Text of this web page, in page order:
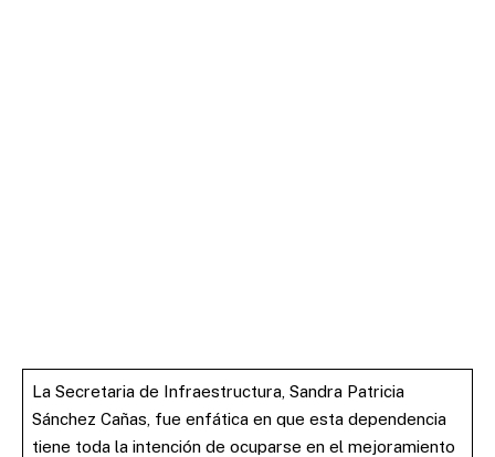
La Secretaria de Infraestructura, Sandra Patricia
Sánchez Cañas, fue enfática en que esta dependencia
tiene toda la intención de ocuparse en el mejoramiento